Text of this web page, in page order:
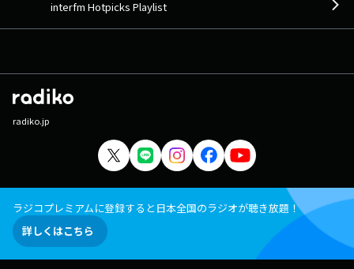
interfm Hotpicks Playlist
radiko.jp
ラジコプレミアムに登録すると日本全国のラジオが聴き放題！
詳しくはこちら